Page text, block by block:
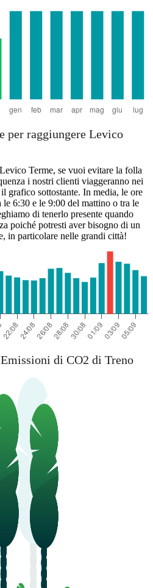
raggiungere Levico
Terme, se vuoi evitare la folla
i nostri clienti viaggeranno nei
grafico sottostante. In media, le ore
6:30 e le 9:00 del mattino o tra le
di tenerlo presente quando
poiché potresti aver bisogno di un
in particolare nelle grandi città!
di CO2 di Treno